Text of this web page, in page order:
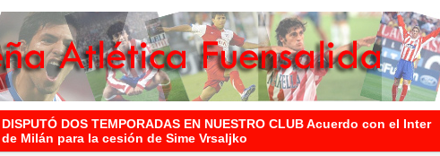
DISPUTÓ DOS TEMPORADAS EN NUESTRO CLUB Acuerdo con el Inter
de Milán para la cesión de Sime Vrsaljko